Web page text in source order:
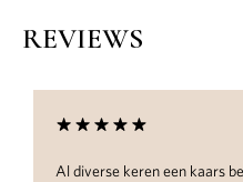
REVIEWS
bij L’Aimé Candles.